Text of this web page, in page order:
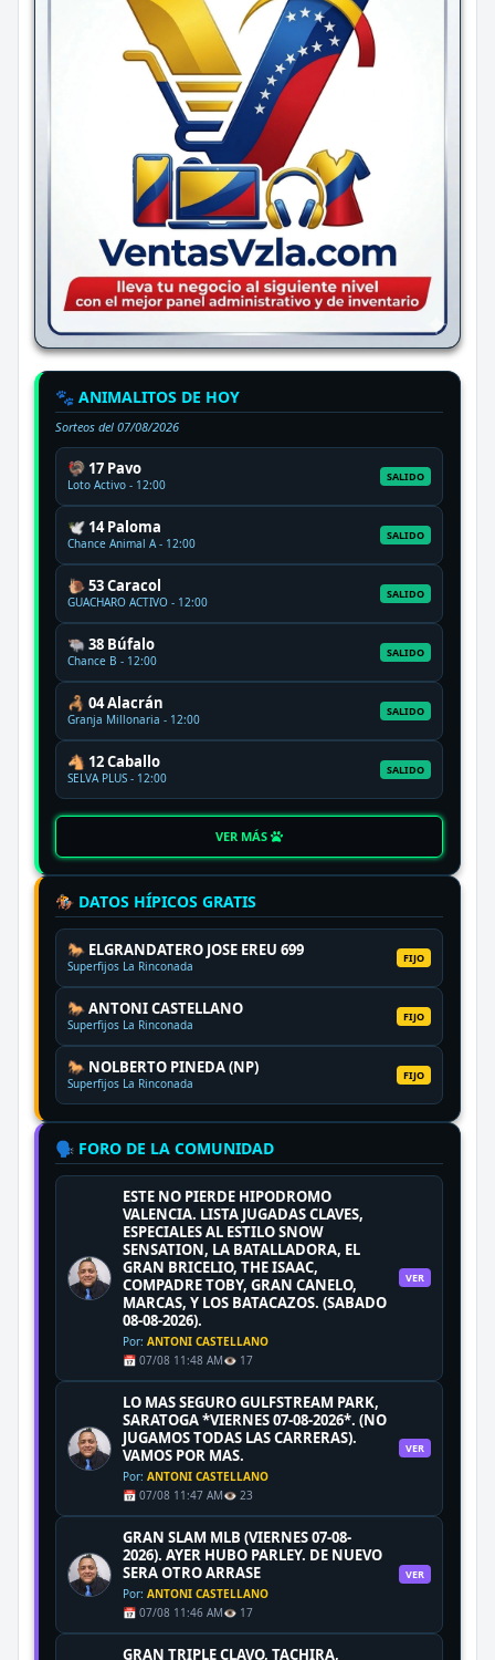
🐾 ANIMALITOS DE HOY
Sorteos del 07/08/2026
🦃 17 Pavo
Loto Activo - 12:00
SALIDO
🕊️ 14 Paloma
Chance Animal A - 12:00
SALIDO
🐌 53 Caracol
GUACHARO ACTIVO - 12:00
SALIDO
🐃 38 Búfalo
Chance B - 12:00
SALIDO
🦂 04 Alacrán
Granja Millonaria - 12:00
SALIDO
🐴 12 Caballo
SELVA PLUS - 12:00
SALIDO
VER MÁS
🏇 DATOS HÍPICOS GRATIS
🐎 ELGRANDATERO JOSE EREU 699
Superfijos La Rinconada
FIJO
🐎 ANTONI CASTELLANO
Superfijos La Rinconada
FIJO
🐎 NOLBERTO PINEDA (NP)
Superfijos La Rinconada
FIJO
🗣️ FORO DE LA COMUNIDAD
ESTE NO PIERDE HIPODROMO
VALENCIA. LISTA JUGADAS CLAVES,
ESPECIALES AL ESTILO SNOW
SENSATION, LA BATALLADORA, EL
GRAN BRICELIO, THE ISAAC,
COMPADRE TOBY, GRAN CANELO,
MARCAS, Y LOS BATACAZOS. (SABADO
08-08-2026).
Por: ANTONI CASTELLANO
📅 07/08 11:48 AM👁️ 17
VER
LO MAS SEGURO GULFSTREAM PARK,
SARATOGA *VIERNES 07-08-2026*. (NO
JUGAMOS TODAS LAS CARRERAS).
VAMOS POR MAS.
Por: ANTONI CASTELLANO
📅 07/08 11:47 AM👁️ 23
VER
GRAN SLAM MLB (VIERNES 07-08-
2026). AYER HUBO PARLEY. DE NUEVO
SERA OTRO ARRASE
Por: ANTONI CASTELLANO
📅 07/08 11:46 AM👁️ 17
VER
GRAN TRIPLE CLAVO, TACHIRA,